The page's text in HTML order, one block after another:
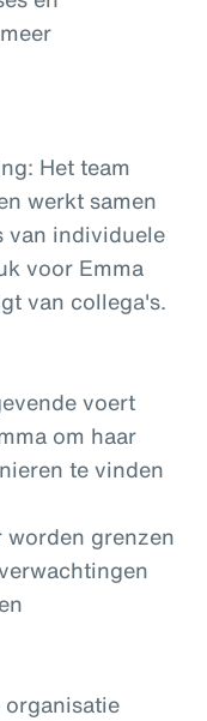
Het team
werkt samen
van individuele
voor Emma
van collega's.
voert
om haar
te vinden
grenzen
organisatie